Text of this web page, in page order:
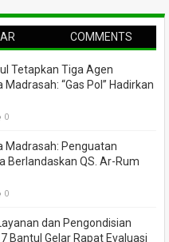
COMMENTS
Tetapkan Tiga Agen
Madrasah: “Gas Pol” Hadirkan
0
Madrasah: Penguatan
Berlandaskan QS. Ar-Rum
0
dan Pengondisian
Bantul Gelar Rapat Evaluasi